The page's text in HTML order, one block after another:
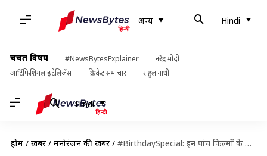
अन्य Hindi
चर्चित विषय #NewsBytesExplainer
नरेंद्र मोदी
आर्टिफिशियल इंटेलिजेंस
क्रिकेट समाचार राहुल गांधी
Hindi
होम / खबरें / मनोरंजन की खबरें / #BirthdaySpecial: इन पांच फिल्मों के किरदार, ऋतिक रोशन को बनाते हैं सुपरस्टार